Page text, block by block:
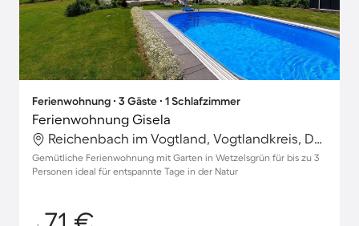
Ferienwohnung ∙ 3 Gäste ∙ 1 Schlafzimmer
Ferienwohnung Gisela
Reichenbach im Vogtland, Vogtlandkreis, Deutschland
Gemütliche Ferienwohnung mit Garten in Wetzelsgrün für bis zu 3
Personen ideal für entspannte Tage in der Natur